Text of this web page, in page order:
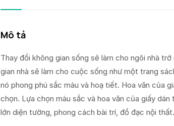
Mô tả
Thay đổi không gian sống sẽ làm cho ngôi nhà
gian nhà sẽ làm cho cuộc sống như một trang
nó phong phú sắc màu và hoạ tiết. Hoa văn của
chọn. Lựa chọn màu sắc và hoa văn của giấy
lớn diện tường, phong cách bài trí, đồ đạc nội